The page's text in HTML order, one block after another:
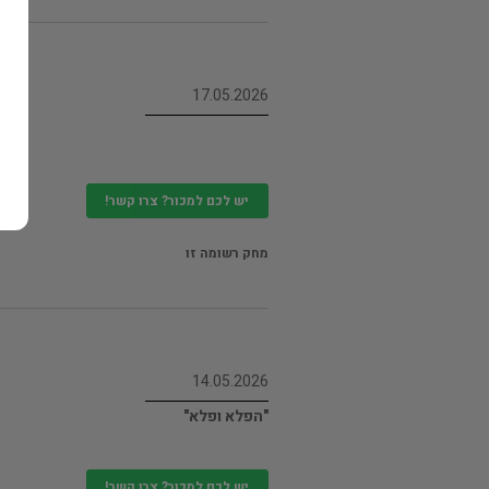
17.05.2026
יש לכם למכור? צרו קשר!
מחק רשומה זו
14.05.2026
"הפלא ופלא"